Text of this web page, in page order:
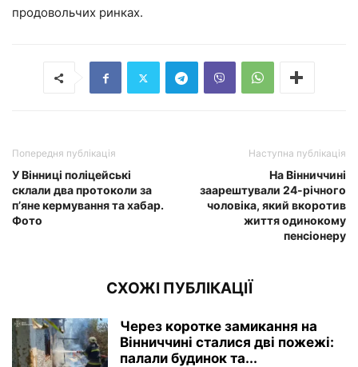
продовольчих ринках.
Попередня публікація
У Вінниці поліцейські
склали два протоколи за
п’яне кермування та хабар.
Фото
Наступна публікація
На Вінниччині
заарештували 24-річного
чоловіка, який вкоротив
життя одинокому
пенсіонеру
СХОЖІ ПУБЛІКАЦІЇ
Через коротке замикання на
Вінниччині сталися дві пожежі:
палали будинок та...